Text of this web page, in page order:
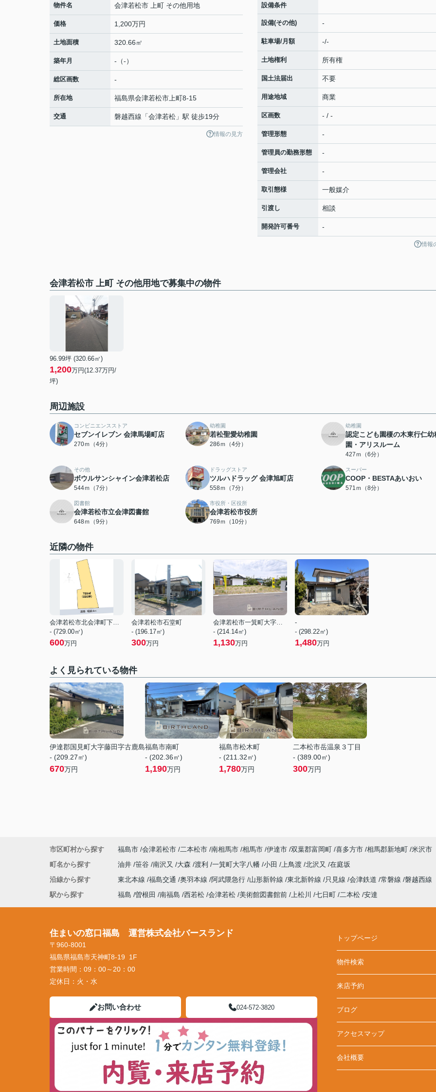
物件名 会津若松市 上町 その他用地
価格 1,200万円
土地面積 320.66㎡
築年月 -（-）
総区画数 -
所在地 福島県会津若松市 上町8-15
交通 磐越西線 「会津若松 」駅 徒歩19分
情報の見方
設備条件
設備(その他) -
駐車場/月額 -/-
土地権利 所有権
国土法届出 不要
用途地域 商業
区画数 - / -
管理形態 -
管理員の勤務形態 -
管理会社 -
取引態様 一般媒介
引渡し 相談
開発許可番号 -
情報
会津若松市 上町 その他用地で募集中の物件
96.99坪 (320.66㎡)
1,200万円(12.37万円/
坪)
周辺施設
コンビニエンスストア
セブンイレブン 会津馬場町店
270ｍ（4分）
幼稚園
若松聖愛幼稚園
286ｍ（4分）
幼稚園
認定こども園榎の木東行仁幼
園・アリスルーム
427ｍ（6分）
その他
ボウルサンシャイン会津若松店
544ｍ（7分）
ドラッグストア
ツルハドラッグ 会津旭町店
558ｍ（7分）
スーパー
COOP・BESTAあいおい
571ｍ（8分）
図書館
会津若松市立会津図書館
648ｍ（9分）
市役所・区役所
会津若松市役所
769ｍ（10分）
近隣の物件
会津若松市北会津町下米塚字松原
- (729.00㎡)
600万円
会津若松市石堂町
- (196.17㎡)
300万円
会津若松市一箕町大字八幡字墓料
- (214.14㎡)
1,130万円
-
- (298.22㎡)
1,480万円
よく見られている物件
伊達郡国見町大字藤田字古鹿島
- (209.27㎡)
670万円
福島市南町
- (202.36㎡)
1,190万円
福島市松木町
- (211.32㎡)
1,780万円
二本松市岳温泉３丁目
- (389.00㎡)
300万円
市区町村から探す 福島市 会津若松市 二本松市 南相馬市 相馬市 伊達市 双葉郡富岡町 喜多方市 相馬郡新地町 米沢市
町名から探す
油井 笹谷 南沢又 大森 渡利 一箕町大字八幡 小田 上鳥渡 北沢又
在庭坂
沿線から探す
東北本線 福島交通 奥羽本線 阿武隈急行 山形新幹線 東北新幹線 只見線 会津鉄道 常磐線 磐越西線
駅から探す
福島 曽根田 南福島 西若松 会津若松 美術館図書館前 上松川 七日町 二本松 安達
住まいの窓口福島 運営株式会社バースランド
〒960-8001
福島県福島市天神町8-19 1F
営業時間： 09：00～20：00
定休日： 火・水
お問い合わせ 024-572-3820
トップページ
物件検索
来店予約
ブログ
アクセスマップ
会社概要